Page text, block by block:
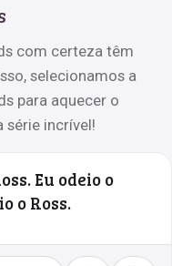
com certeza têm
selecionamos a
para aquecer o
série incrível!
Eu odeio o
o Ross.